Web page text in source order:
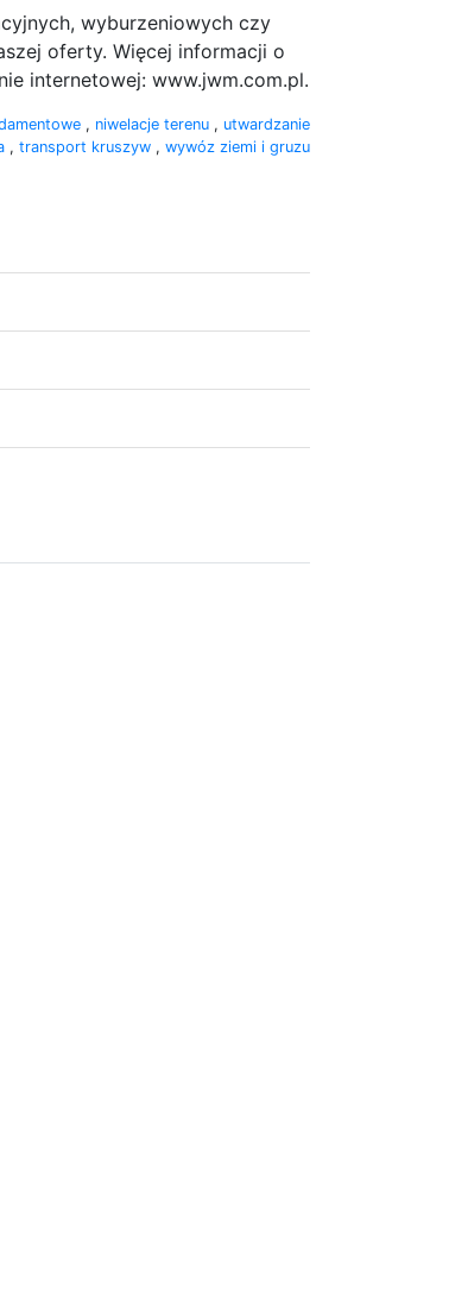
wyburzeniowych czy
oferty. Więcej informacji o
internetowej: www.jwm.com.pl.
, niwelacje terenu , utwardzanie
, transport kruszyw , wywóz ziemi i gruzu